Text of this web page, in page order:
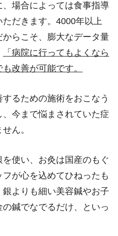
場合によっては食事指導
だきます。4000年以上
らこそ、膨大なデータ量
「病院に行ってもよくなら
改善が可能です。
るための施術をおこなう
今まで悩まされていた症
ん。
使い、お灸は国産のもぐ
が心を込めてひねったも
よりも細い美容鍼やお子
鍼でなでるだけ、といっ